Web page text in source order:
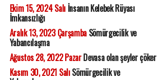
Ekim 15, 2024 Salıİnsanın Kelebek Rüyası
İmkansızlığı
Aralık 13, 2023 ÇarşambaSömürgecilik ve
Yabancılaşma
Ağustos 28, 2022 PazarDevasa olan şeyler çöker
Kasım 30, 2021 SalıSömürgecilik ve